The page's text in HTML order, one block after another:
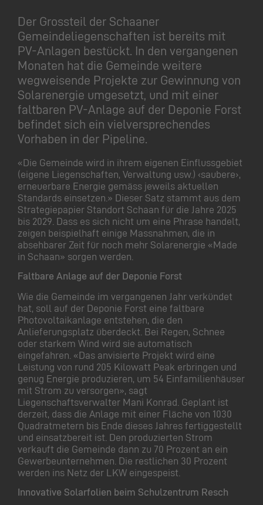
Der Grossteil der Schaaner
Gemeindeliegenschaften ist bereits mit
PV-Anlagen bestückt. In den vergangenen
Monaten hat die Gemeinde weitere
wegweisende Projekte zur Gewinnung von
Solarenergie umgesetzt, und mit einer
faltbaren PV-Anlage auf der Deponie Forst
befindet sich ein vielversprechendes
Vorhaben in der Pipeline.
«Die Gemeinde wird in ihrem eigenen Einflussgebiet
(eigene Liegenschaften, Verwaltung usw.) ‹saubere›,
erneuerbare Energie gemäss jeweils aktuellen
Standards einsetzen.» Dieser Satz stammt aus dem
Strategiepapier Standort Schaan für die Jahre 2025
bis 2029. Dass es sich nicht um eine Phrase handelt,
zeigen beispielhaft einige Massnahmen, die in
absehbarer Zeit für noch mehr Solarenergie «Made
in Schaan» sorgen werden.
Faltbare Anlage auf der Deponie Forst
Wie die Gemeinde im vergangenen Jahr verkündet
hat, soll auf der Deponie Forst eine faltbare
Photovoltaikanlage entstehen, die den
Anlieferungsplatz überdeckt. Bei Regen, Schnee
oder starkem Wind wird sie automatisch
eingefahren. «Das anvisierte Projekt wird eine
Leistung von rund 205 Kilowatt Peak erbringen und
genug Energie produzieren, um 54 Einfamilienhäuser
mit Strom zu versorgen», sagt
Liegenschaftsverwalter Mani Konrad. Geplant ist
derzeit, dass die Anlage mit einer Fläche von 1030
Quadratmetern bis Ende dieses Jahres fertiggestellt
und einsatzbereit ist. Den produzierten Strom
verkauft die Gemeinde dann zu 70 Prozent an ein
Gewerbeunternehmen. Die restlichen 30 Prozent
werden ins Netz der LKW eingespeist.
Innovative Solarfolien beim Schulzentrum Resch